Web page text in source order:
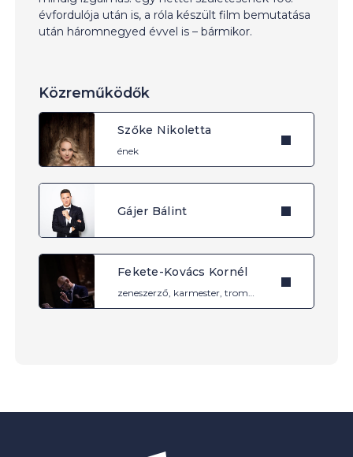
évfordulója után is, a róla készült film bemutatása
után háromnegyed évvel is – bármikor.
Közreműködők
Szőke Nikoletta
ének
Gájer Bálint
Fekete-Kovács Kornél
zeneszerző, karmester, trombitaművész